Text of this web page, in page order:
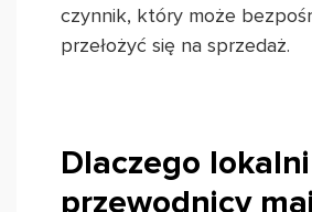
czynnik, który może
przełożyć się na sprzedaż.
Dlaczego lokalni
przewodnicy